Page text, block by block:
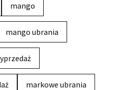
mango
mango ubrania
markowe ubrania